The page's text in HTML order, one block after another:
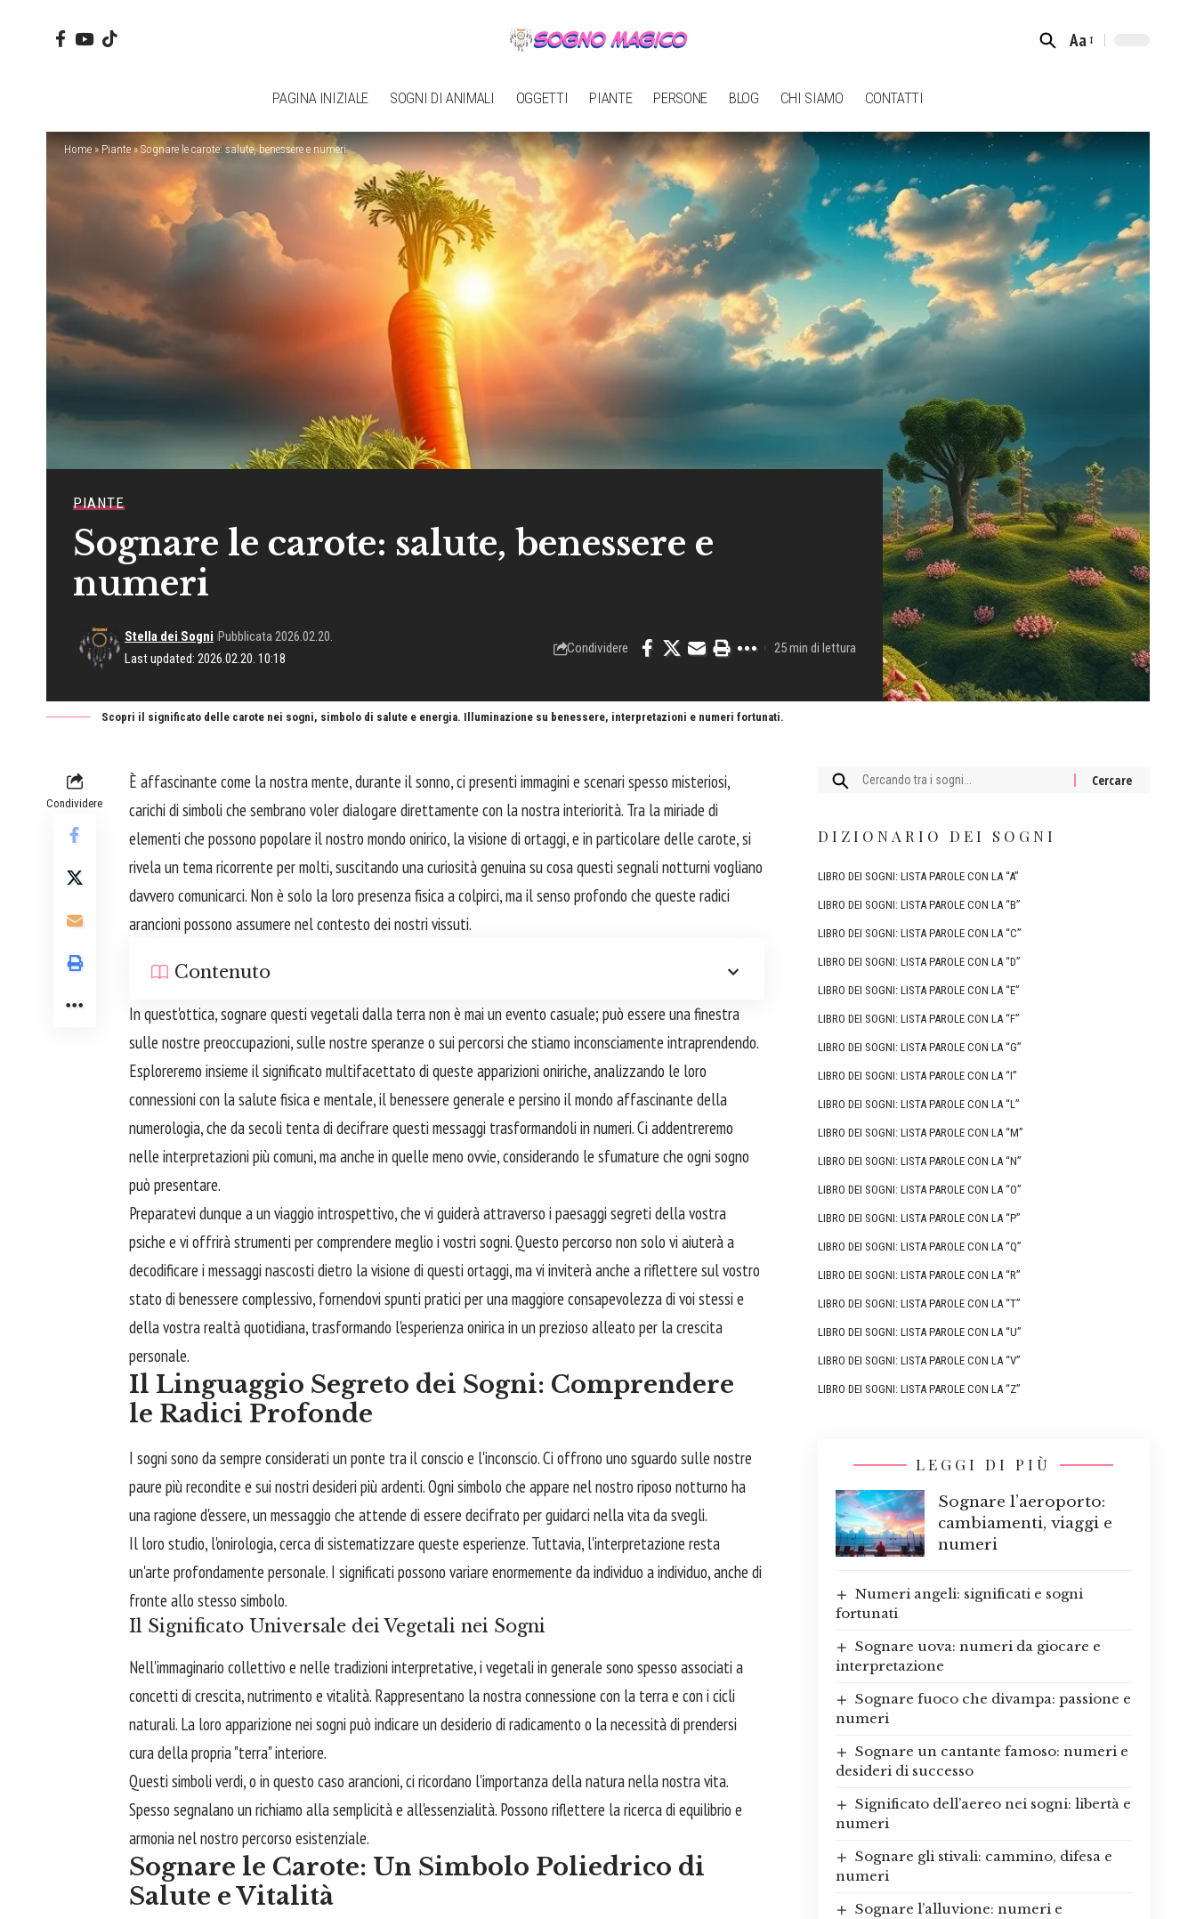
Font
Aa
PAGINA INIZIALE SOGNI DI ANIMALI OGGETTI PIANTE PERSONE BLOG CHI SIAMO CONTATTI
Home»Piante»Sognare le carote: salute, benessere e numeri
PIANTE
Sognare le carote: salute, benessere e
numeri
Last updated: 2026.02.20. 10:18
Stella dei Sogni Pubblicata 2026.02.20.
Condividere 25 min di lettura
Scopri il significato delle carote nei sogni, simbolo di salute e energia. Illuminazione su benessere, interpretazioni e numeri fortunati.
Condividere
È affascinante come la nostra mente, durante il sonno, ci presenti immagini e scenari spesso misteriosi,
carichi di simboli che sembrano voler dialogare direttamente con la nostra interiorità. Tra la miriade di
elementi che possono popolare il nostro mondo onirico, la visione di ortaggi, e in particolare delle carote, si
rivela un tema ricorrente per molti, suscitando una curiosità genuina su cosa questi segnali notturni vogliano
davvero comunicarci. Non è solo la loro presenza fisica a colpirci, ma il senso profondo che queste radici
arancioni possono assumere nel contesto dei nostri vissuti.
Contenuto
In quest'ottica, sognare questi vegetali dalla terra non è mai un evento casuale; può essere una finestra
sulle nostre preoccupazioni, sulle nostre speranze o sui percorsi che stiamo inconsciamente intraprendendo.
Esploreremo insieme il significato multifacettato di queste apparizioni oniriche, analizzando le loro
connessioni con la salute fisica e mentale, il benessere generale e persino il mondo affascinante della
numerologia, che da secoli tenta di decifrare questi messaggi trasformandoli in numeri. Ci addentreremo
nelle interpretazioni più comuni, ma anche in quelle meno ovvie, considerando le sfumature che ogni sogno
può presentare.
Preparatevi dunque a un viaggio introspettivo, che vi guiderà attraverso i paesaggi segreti della vostra
psiche e vi offrirà strumenti per comprendere meglio i vostri sogni. Questo percorso non solo vi aiuterà a
decodificare i messaggi nascosti dietro la visione di questi ortaggi, ma vi inviterà anche a riflettere sul vostro
stato di benessere complessivo, fornendovi spunti pratici per una maggiore consapevolezza di voi stessi e
della vostra realtà quotidiana, trasformando l'esperienza onirica in un prezioso alleato per la crescita
personale.
Il Linguaggio Segreto dei Sogni: Comprendere
le Radici Profonde
I sogni sono da sempre considerati un ponte tra il conscio e l'inconscio. Ci offrono uno sguardo sulle nostre
paure più recondite e sui nostri desideri più ardenti. Ogni simbolo che appare nel nostro riposo notturno ha
una ragione d'essere, un messaggio che attende di essere decifrato per guidarci nella vita da svegli.
Il loro studio, l'onirologia, cerca di sistematizzare queste esperienze. Tuttavia, l'interpretazione resta
un'arte profondamente personale. I significati possono variare enormemente da individuo a individuo, anche di
fronte allo stesso simbolo.
Il Significato Universale dei Vegetali nei Sogni
Nell'immaginario collettivo e nelle tradizioni interpretative, i vegetali in generale sono spesso associati a
concetti di crescita, nutrimento e vitalità. Rappresentano la nostra connessione con la terra e con i cicli
naturali. La loro apparizione nei sogni può indicare un desiderio di radicamento o la necessità di prendersi
cura della propria "terra" interiore.
Questi simboli verdi, o in questo caso arancioni, ci ricordano l'importanza della natura nella nostra vita.
Spesso segnalano un richiamo alla semplicità e all'essenzialità. Possono riflettere la ricerca di equilibrio e
armonia nel nostro percorso esistenziale.
Sognare le Carote: Un Simbolo Poliedrico di
Salute e Vitalità
Cercare:
DIZIONARIO DEI SOGNI
LIBRO DEI SOGNI: LISTA PAROLE CON LA “A”
LIBRO DEI SOGNI: LISTA PAROLE CON LA “B”
LIBRO DEI SOGNI: LISTA PAROLE CON LA “C”
LIBRO DEI SOGNI: LISTA PAROLE CON LA “D”
LIBRO DEI SOGNI: LISTA PAROLE CON LA “E”
LIBRO DEI SOGNI: LISTA PAROLE CON LA “F”
LIBRO DEI SOGNI: LISTA PAROLE CON LA “G”
LIBRO DEI SOGNI: LISTA PAROLE CON LA “I”
LIBRO DEI SOGNI: LISTA PAROLE CON LA “L”
LIBRO DEI SOGNI: LISTA PAROLE CON LA “M”
LIBRO DEI SOGNI: LISTA PAROLE CON LA “N”
LIBRO DEI SOGNI: LISTA PAROLE CON LA “O”
LIBRO DEI SOGNI: LISTA PAROLE CON LA “P”
LIBRO DEI SOGNI: LISTA PAROLE CON LA “Q”
LIBRO DEI SOGNI: LISTA PAROLE CON LA “R”
LIBRO DEI SOGNI: LISTA PAROLE CON LA “T”
LIBRO DEI SOGNI: LISTA PAROLE CON LA “U”
LIBRO DEI SOGNI: LISTA PAROLE CON LA “V”
LIBRO DEI SOGNI: LISTA PAROLE CON LA “Z”
LEGGI DI PIÙ
Sognare l’aeroporto:
cambiamenti, viaggi e
numeri
Numeri angeli: significati e sogni
fortunati
Sognare uova: numeri da giocare e
interpretazione
Sognare fuoco che divampa: passione e
numeri
Sognare un cantante famoso: numeri e
desideri di successo
Significato dell’aereo nei sogni: libertà e
numeri
Sognare gli stivali: cammino, difesa e
numeri
Sognare l’alluvione: numeri e